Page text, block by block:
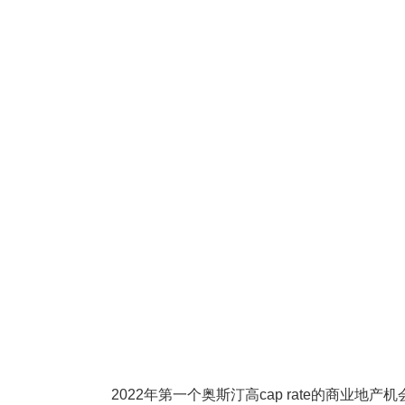
2022年第一个奥斯汀高cap rate的商业地产机